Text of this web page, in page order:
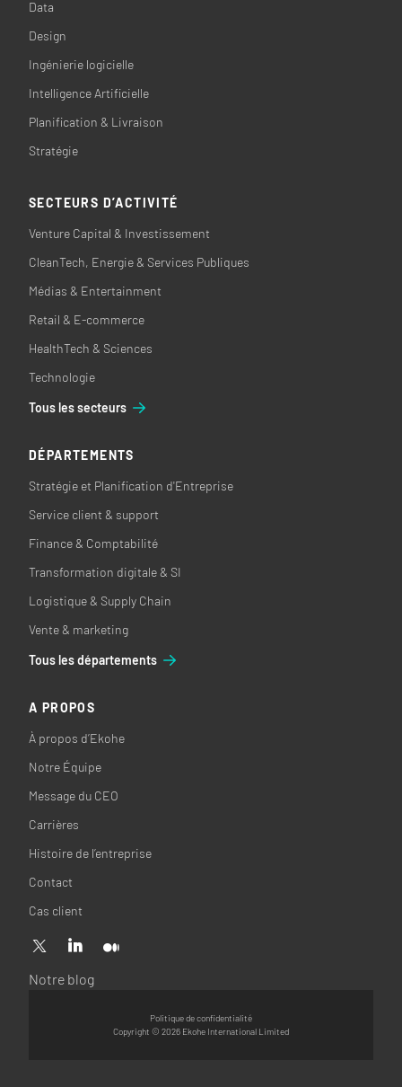
Data
Design
Ingénierie logicielle
Intelligence Artificielle
Planification & Livraison
Stratégie
SECTEURS D’ACTIVITÉ
Venture Capital & Investissement
CleanTech, Energie & Services Publiques
Médias & Entertainment
Retail & E-commerce
HealthTech & Sciences
Technologie
Tous les secteurs
DÉPARTEMENTS
Stratégie et Planification d'Entreprise
Service client & support
Finance & Comptabilité
Transformation digitale & SI
Logistique & Supply Chain
Vente & marketing
Tous les départements
A PROPOS
À propos d’Ekohe
Notre Équipe
Message du CEO
Carrières
Histoire de l’entreprise
Contact
Cas client
Notre blog
Politique de confidentialité
Copyright © 2026 Ekohe International Limited